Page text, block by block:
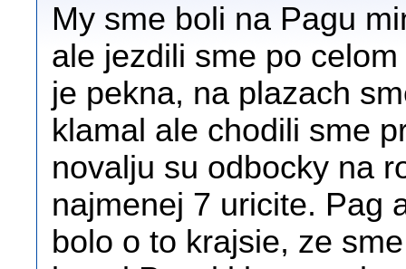
My sme boli na Pagu
ale jezdili sme po
je pekna, na plazach
klamal ale chodili sme
novalju su odbocky na
najmenej 7 uricite. Pag
bolo o to krajsie, ze